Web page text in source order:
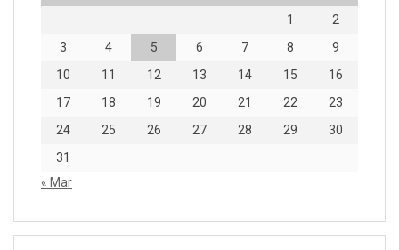
1
2
3
4 5 6 7 8
9
10
11 12 13 14 15
16
17
18 19 20 21 22
23
24
25 26 27 28 29
30
31
« Mar